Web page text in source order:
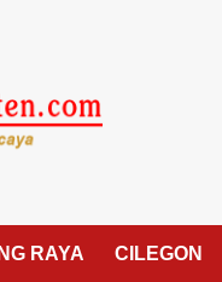
RAYA CILEGON